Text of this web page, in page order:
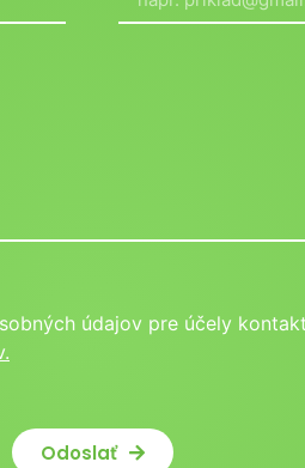
údajov pre účely
Odoslať